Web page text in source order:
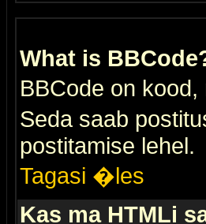
What is
BBCode on
Seda saab
postitamise lehel.
Tagasi �les
Kas ma HTMLi